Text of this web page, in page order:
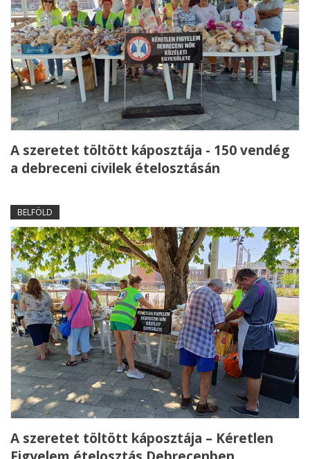
A szeretet töltött káposztája - 150 vendég
a debreceni civilek ételosztásán
BELFÖLD
A szeretet töltött káposztája – Kéretlen